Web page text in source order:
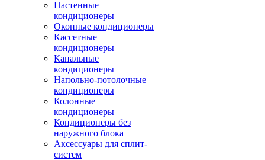
Настенные
кондиционеры
Оконные кондиционеры
Кассетные
кондиционеры
Канальные
кондиционеры
Напольно-потолочные
кондиционеры
Колонные
кондиционеры
Кондиционеры без
наружного блока
Аксессуары для сплит-
систем